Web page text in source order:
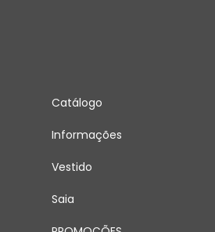
Catálogo
Informações
Vestido
Saia